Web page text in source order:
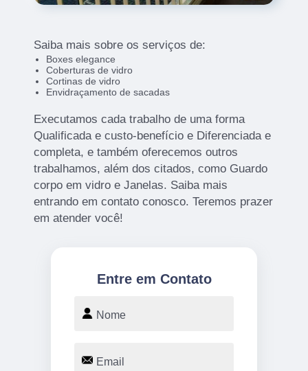
Saiba mais sobre os serviços de:
Boxes elegance
Coberturas de vidro
Cortinas de vidro
Envidraçamento de sacadas
Executamos cada trabalho de uma forma
Qualificada e custo-benefício e Diferenciada e
completa, e também oferecemos outros
trabalhamos, além dos citados, como Guardo
corpo em vidro e Janelas. Saiba mais
entrando em contato conosco. Teremos prazer
em atender você!
Entre em Contato